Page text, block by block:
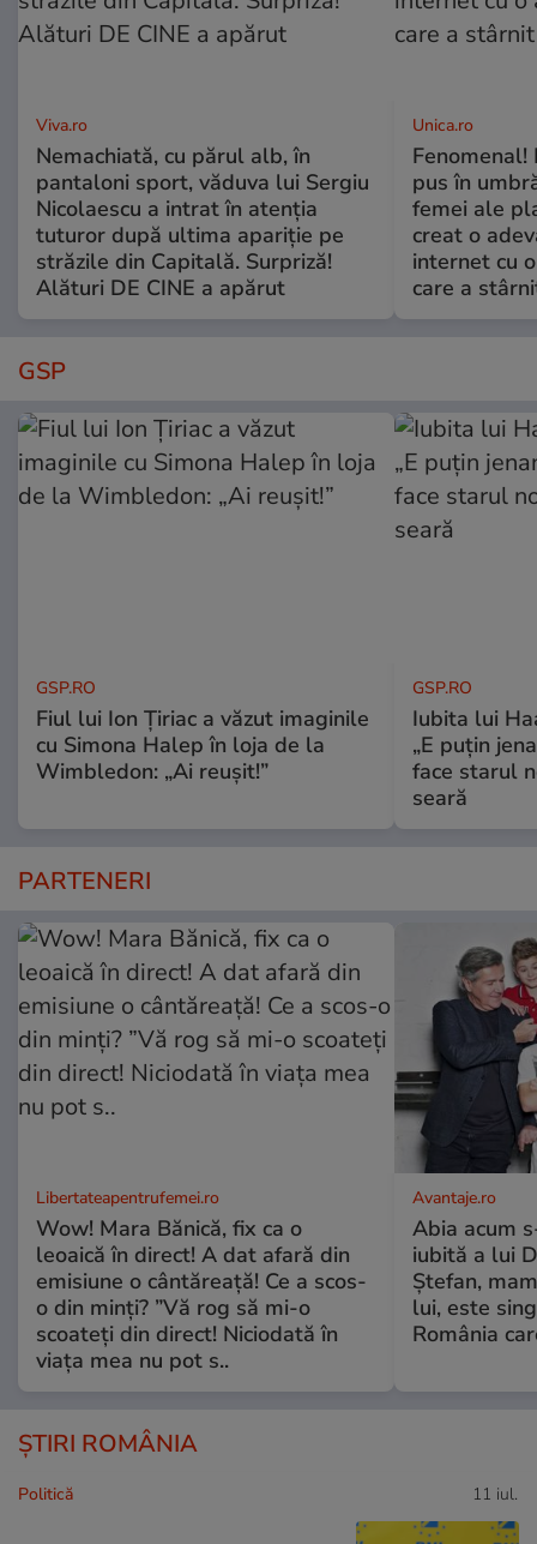
Viva.ro
Nemachiată, cu părul alb, în
pantaloni sport, văduva lui Sergiu
Nicolaescu a intrat în atenția
tuturor după ultima apariție pe
străzile din Capitală. Surpriză!
Alături DE CINE a apărut
Unica.ro
pus în
femei ale
creat o
internet cu
care a
GSP
GSP.RO
Fiul lui Ion Țiriac a văzut imaginile
cu Simona Halep în loja de la
Wimbledon: „Ai reușit!”
GSP.RO
Iubita lui
„E puțin
face starul
seară
PARTENERI
Libertateapentrufemei.ro
Wow! Mara Bănică, fix ca o
leoaică în direct! A dat afară din
emisiune o cântăreață! Ce a scos-
o din minți? ”Vă rog să mi-o
scoateți din direct! Niciodată în
viața mea nu pot s..
Avantaje.ro
Abia acum
iubită a lui
Ștefan,
lui, este
România
ȘTIRI ROMÂNIA
Politică 11 iul.